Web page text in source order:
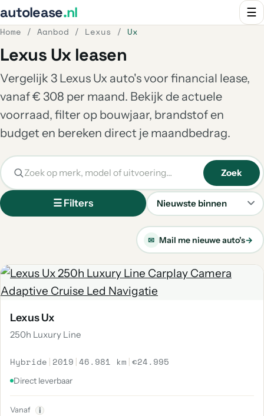
autolease.nl ☰
Home / Aanbod / Lexus / Ux
Lexus Ux leasen
Vergelijk 3 Lexus Ux auto's voor financial lease,
vanaf € 308 per maand. Bekijk de actuele
voorraad, filter op bouwjaar, brandstof en
budget en bereken direct je maandbedrag.
☰ Filters
Sorteren
Zoek
✉ Mail me nieuwe auto's→
Lexus Ux
250h Luxury Line
Hybride | 2019 |46.981 km |€24.995
Direct leverbaar
Vanaf i